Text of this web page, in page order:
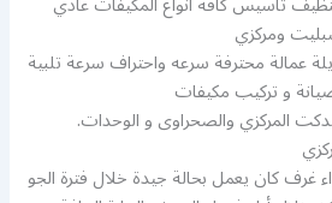
ومركزي
عمالة محترفة سرعه واحتراف سرعة تلبية
و تركيب مكيفات
المركزي والصحراوى و الوحدات.
غرف كان يعمل بحالة جيدة خلال فترة الجو